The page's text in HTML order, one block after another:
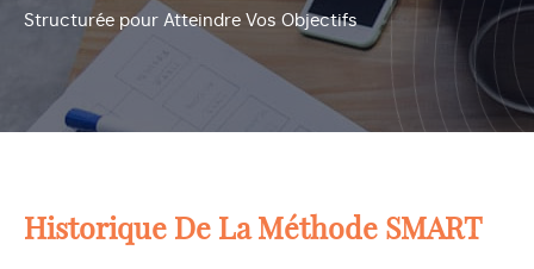
Structurée pour Atteindre Vos Objectifs
Historique De La Méthode SMART